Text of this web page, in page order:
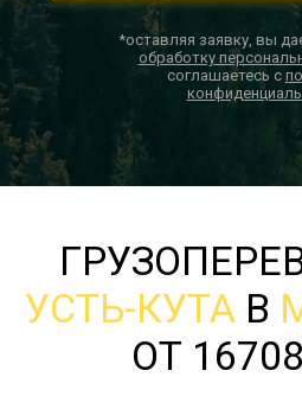
*оставляя заявку, вы
обработку
соглашаетесь с
УСТЬ-КУТАВ
ОТ